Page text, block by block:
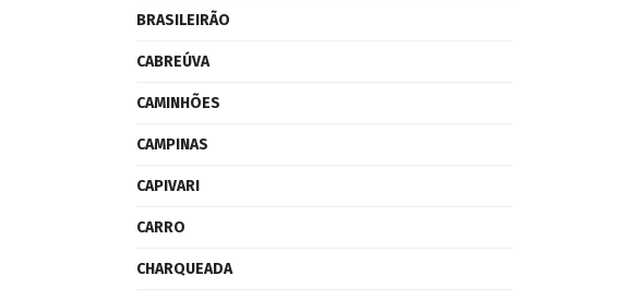
BRASILEIRÃO
CABREÚVA
CAMINHÕES
CAMPINAS
CAPIVARI
CARRO
CHARQUEADA